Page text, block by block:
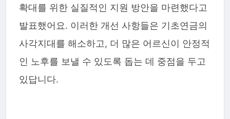
확대를 위한 실질적인 지원 방안을 마련했다고
발표했어요. 이러한 개선 사항들은 기초연금의
사각지대를 해소하고, 더 많은 어르신이 안정적
인 노후를 보낼 수 있도록 돕는 데 중점을 두고
있답니다.